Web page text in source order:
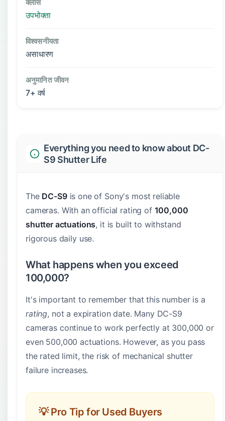
क्लास
उपभोक्ता
विश्वसनीयता
असाधारण
अनुमानित जीवन
7+ वर्ष
Everything you need to know about DC-
S9 Shutter Life
The DC-S9is one of Sony's most reliable
cameras. With an official rating of 100,000
shutter actuations, it is built to withstand
rigorous daily use.
What happens when you exceed
100,000?
It's important to remember that this number is a
rating, not a expiration date. Many DC-S9
cameras continue to work perfectly at 300,000 or
even 500,000 actuations. However, as you pass
the rated limit, the risk of mechanical shutter
failure increases.
💡 Pro Tip for Used Buyers